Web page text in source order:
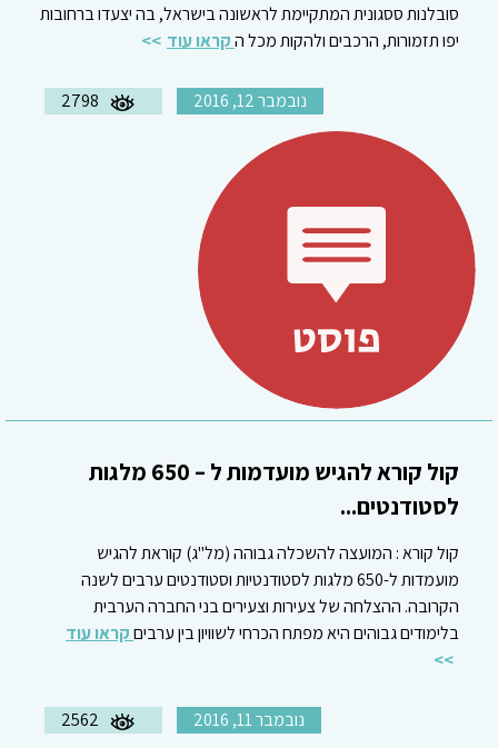
סובלנות ססגונית המתקיימת לראשונה בישראל, בה יצעדו ברחובות
יפו תזמורות, הרכבים ולהקות מכל הקראו עוד
נובמבר 12, 2016 2798
קול קורא להגיש מועדמות ל – 650 מלגות
לסטודנטים...
קול קורא : המועצה להשכלה גבוהה (מל"ג) קוראת להגיש
מועמדות ל-650 מלגות לסטודנטיות וסטודנטים ערבים לשנה
הקרובה. ההצלחה של צעירות וצעירים בני החברה הערבית
בלימודים גבוהים היא מפתח הכרחי לשוויון בין ערביםקראו עוד
נובמבר 11, 2016 2562